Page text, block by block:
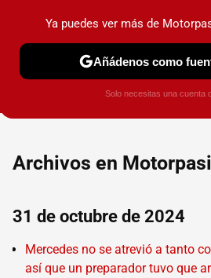
PRUEBAS INDUSTRIA HOY
Archivos en
31 de octubre de 2024
Mercedes no se atrevió a tanto
así que un preparador tuvo que
Ya puedes ver más de
Añádenos como
Solo necesitas una cuenta